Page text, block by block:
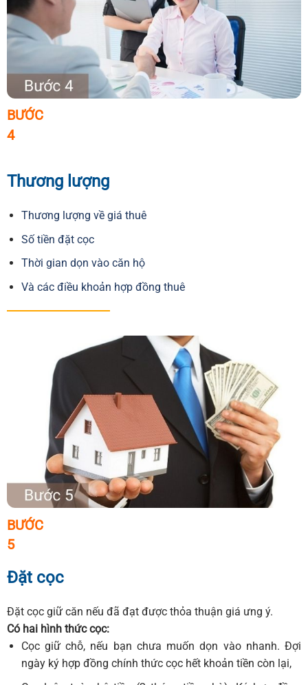
BƯỚC
4
Thương lượng
Thương lượng về giá thuê
Số tiền đặt cọc
Thời gian dọn vào căn hộ
Và các điều khoản hợp đồng thuê
BƯỚC
5
Đặt cọc
Đặt cọc giữ căn nếu đã đạt được thỏa thuận giá ưng ý.
Có hai hình thức cọc:
Cọc giữ chỗ, nếu bạn chưa muốn dọn vào nhanh. Đợi
ngày ký hợp đồng chính thức cọc hết khoản tiền còn lại,